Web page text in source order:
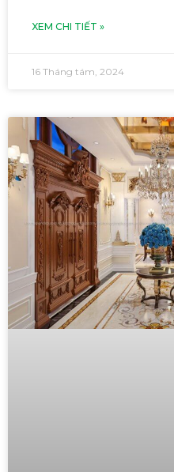
XEM CHI TIẾT »
16 Tháng tám, 2024